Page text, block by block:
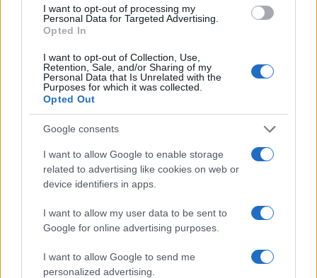
I want to opt-out of processing my
Personal Data for Targeted Advertising.
Opted In
I want to opt-out of Collection, Use,
Retention, Sale, and/or Sharing of my
Personal Data that Is Unrelated with the
Purposes for which it was collected.
Opted Out
Google consents
I want to allow Google to enable storage
related to advertising like cookies on web or
device identifiers in apps.
I want to allow my user data to be sent to
Google for online advertising purposes.
I want to allow Google to send me
personalized advertising.
Continua a leggere
EVENTI E AGENDA